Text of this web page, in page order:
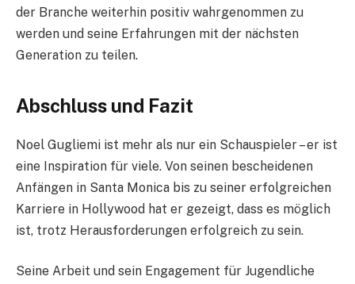
der Branche weiterhin positiv wahrgenommen zu
werden und seine Erfahrungen mit der nächsten
Generation zu teilen.
Abschluss und Fazit
Noel Gugliemi ist mehr als nur ein Schauspieler – er ist
eine Inspiration für viele. Von seinen bescheidenen
Anfängen in Santa Monica bis zu seiner erfolgreichen
Karriere in Hollywood hat er gezeigt, dass es möglich
ist, trotz Herausforderungen erfolgreich zu sein.
Seine Arbeit und sein Engagement für Jugendliche